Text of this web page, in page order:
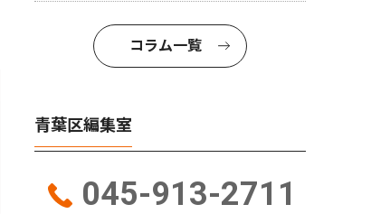
コラム一覧
青葉区編集室
045-913-2711